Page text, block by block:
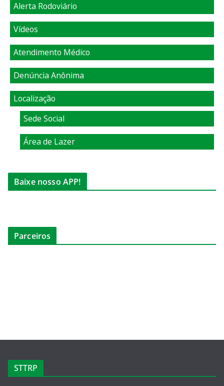
Alerta Rodoviário
Vídeos
Atendimento Médico
Denúncia Anônima
Localização
Sede Social
Área de Lazer
Baixe nosso APP!
Parceiros
STTRP